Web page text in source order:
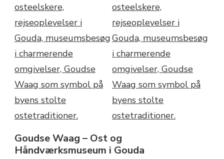
Goudse Waag – Ost og
Håndværksmuseum i Gouda